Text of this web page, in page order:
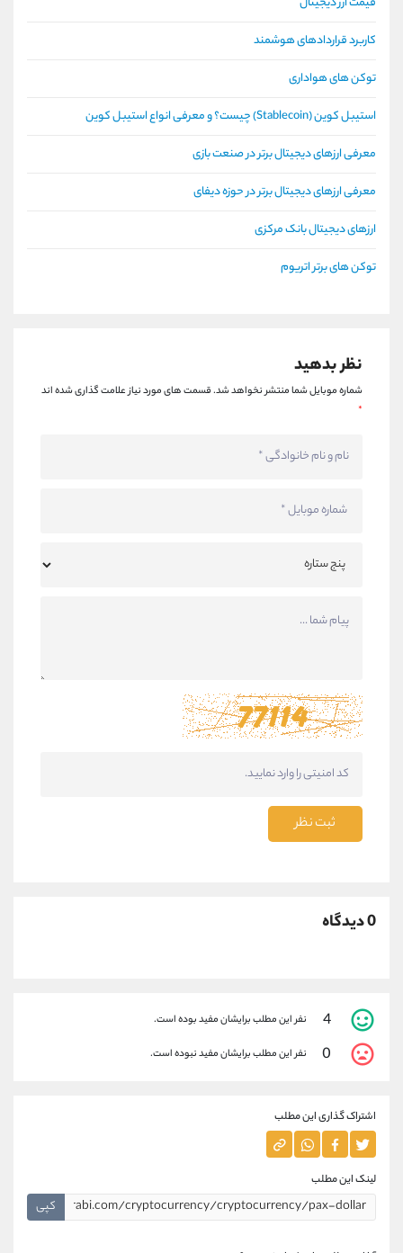
کاربرد قراردادهای هوشمند
توکن های هواداری
استیبل کوین (Stablecoin) چیست؟ و معرفی انواع استیبل کوین
معرفی ارزهای دیجیتال برتر در صنعت بازی
معرفی ارزهای دیجیتال برتر در حوزه دیفای
ارزهای دیجیتال بانک مرکزی
توکن های برتر اتریوم
نظر بدهید
شماره موبایل شما منتشر نخواهد شد.قسمت های مورد نیاز علامت گذاری شده اند
*
ثبت نظر
0 دیدگاه
4 نفر این مطلب برایشان مفید بوده است.
0 نفر این مطلب برایشان مفید نبوده است.
اشتراک گذاری این مطلب
لینک این مطلب
کپی